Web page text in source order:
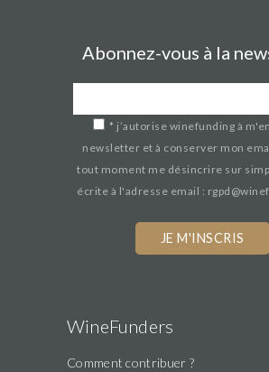
Abonnez-vous à la
* j’autorise winefunding à
newsletter et à conserver mon
tout moment me désincrire sur
écrite à l'adresse email :
WineFunders
Comment contribuer ?